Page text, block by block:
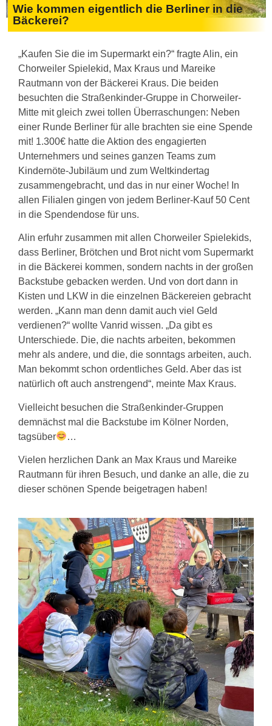
Wie kommen eigentlich die Berliner in die
Bäckerei?
„Kaufen Sie die im Supermarkt ein?“ fragte Alin, ein
Chorweiler Spielekid, Max Kraus und Mareike
Rautmann von der Bäckerei Kraus. Die beiden
besuchten die Straßenkinder-Gruppe in Chorweiler-
Mitte mit gleich zwei tollen Überraschungen: Neben
einer Runde Berliner für alle brachten sie eine Spende
mit! 1.300€ hatte die Aktion des engagierten
Unternehmers und seines ganzen Teams zum
Kindernöte-Jubiläum und zum Weltkindertag
zusammengebracht, und das in nur einer Woche! In
allen Filialen gingen von jedem Berliner-Kauf 50 Cent
in die Spendendose für uns.
Alin erfuhr zusammen mit allen Chorweiler Spielekids,
dass Berliner, Brötchen und Brot nicht vom Supermarkt
in die Bäckerei kommen, sondern nachts in der großen
Backstube gebacken werden. Und von dort dann in
Kisten und LKW in die einzelnen Bäckereien gebracht
werden. „Kann man denn damit auch viel Geld
verdienen?“ wollte Vanrid wissen. „Da gibt es
Unterschiede. Die, die nachts arbeiten, bekommen
mehr als andere, und die, die sonntags arbeiten, auch.
Man bekommt schon ordentliches Geld. Aber das ist
natürlich oft auch anstrengend“, meinte Max Kraus.
Vielleicht besuchen die Straßenkinder-Gruppen
demnächst mal die Backstube im Kölner Norden,
tagsüber
…
Vielen herzlichen Dank an Max Kraus und Mareike
Rautmann für ihren Besuch, und danke an alle, die zu
dieser schönen Spende beigetragen haben!